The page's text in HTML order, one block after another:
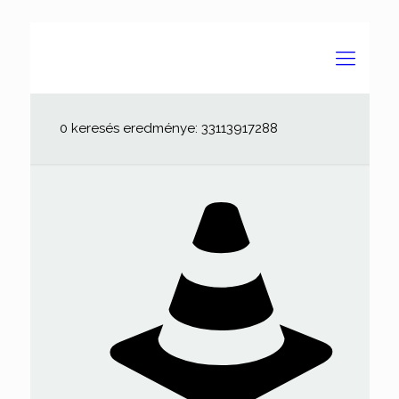
0 keresés eredménye: 33113917288